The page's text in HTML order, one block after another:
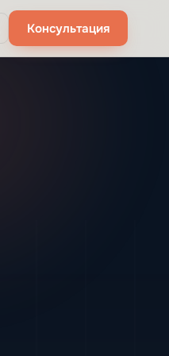
Консультация